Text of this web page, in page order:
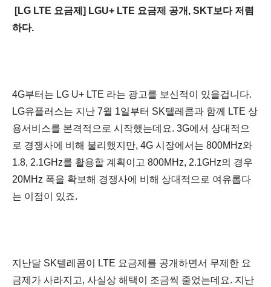
[LG LTE 요금제] LGU+ LTE 요금제 공개, SKT보다 저렴
하다.
4G부터는 LG U+ LTE 라는 광고를 보신적이 있을겁니다.
LG유플러스는 지난 7월 1일부터 SK텔레콤과 함께 LTE 상
용서비스를 본격적으로 시작했는데요. 3G에서 상대적으
로 경쟁사에 비해 불리했지만, 4G 시장에서는 800MHz와
1.8, 2.1GHz를 활용할 계획이고 800MHz, 2.1GHz의 경우
20MHz 폭을 확보해 경쟁사에 비해 상대적으로 여유롭다
는 이점이 있죠.
지난달 SK텔레콤이 LTE 요금제를 공개하면서 무제한 요
금제가 사라지고, 사실상 해택이 조금씩 줄었는데요. 지난